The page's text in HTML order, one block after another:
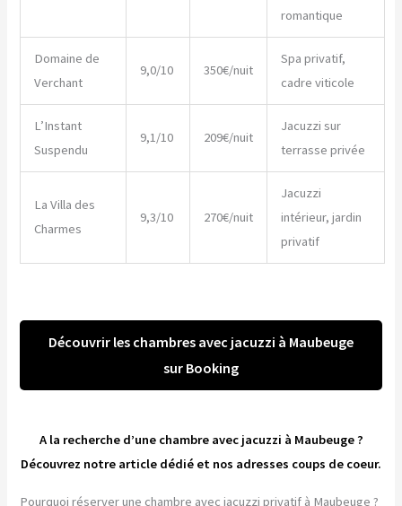
romantique
Domaine de
Verchant
9,0/10 350€/nuit
Spa privatif,
cadre viticole
L’Instant
Suspendu
9,1/10 209€/nuit
Jacuzzi sur
terrasse privée
La Villa des
Charmes
9,3/10 270€/nuit
Jacuzzi
intérieur, jardin
privatif
Découvrir les chambres avec jacuzzi à Maubeuge
sur Booking
A la recherche d’une chambre avec jacuzzi à Maubeuge ?
Découvrez notre article dédié et nos adresses coups de coeur.
Pourquoi réserver une chambre avec jacuzzi privatif à Maubeuge ?